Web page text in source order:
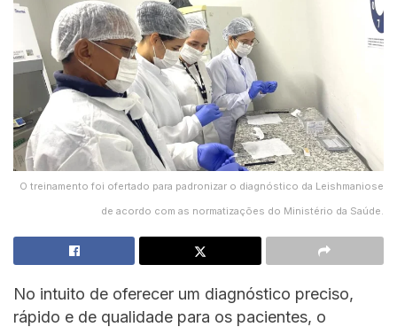
O treinamento foi ofertado para padronizar o diagnóstico da Leishmaniose
de acordo com as normatizações do Ministério da Saúde.
No intuito de oferecer um diagnóstico preciso,
rápido e de qualidade para os pacientes, o